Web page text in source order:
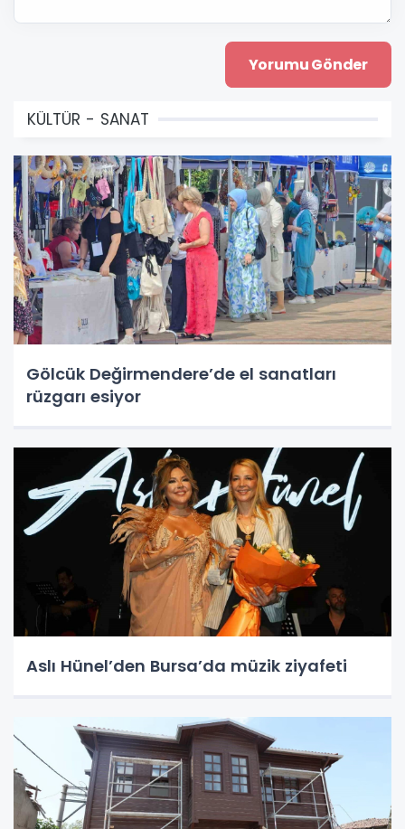
KÜLTÜR - SANAT
Gölcük Değirmendere’de el sanatları
rüzgarı esiyor
Aslı Hünel’den Bursa’da müzik ziyafeti